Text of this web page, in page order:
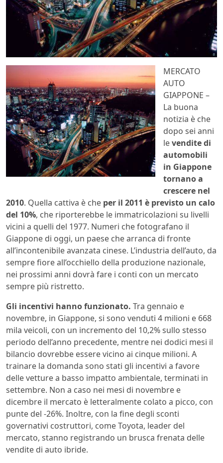
MERCATO
AUTO
GIAPPONE –
La buona
notizia è che
dopo sei anni
levendite di
automobili
in Giappone
tornano a
crescere nel
2010. Quella cattiva è che per il 2011 è previsto un calo
del 10%, che riporterebbe le immatricolazioni su livelli
vicini a quelli del 1977. Numeri che fotografano il
Giappone di oggi, un paese che arranca di fronte
all’incontenibile avanzata cinese. L’industria dell’auto, da
sempre fiore all’occhiello della produzione nazionale,
nei prossimi anni dovrà fare i conti con un mercato
sempre più ristretto.
Gli incentivi hanno funzionato. Tra gennaio e
novembre, in Giappone, si sono venduti 4 milioni e 668
mila veicoli, con un incremento del 10,2% sullo stesso
periodo dell’anno precedente, mentre nei dodici mesi il
bilancio dovrebbe essere vicino ai cinque milioni. A
trainare la domanda sono stati gli incentivi a favore
delle vetture a basso impatto ambientale, terminati in
settembre. Non a caso nei mesi di novembre e
dicembre il mercato è letteralmente colato a picco, con
punte del -26%. Inoltre, con la fine degli sconti
governativi costruttori, come Toyota, leader del
mercato, stanno registrando un brusca frenata delle
vendite di auto ibride.